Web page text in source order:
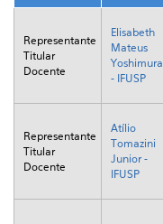
Representante
Titular
Docente
Elisabeth
Mateus
Yoshimura
- IFUSP
Representante
Titular
Docente
Atílio
Tomazini
Junior -
IFUSP